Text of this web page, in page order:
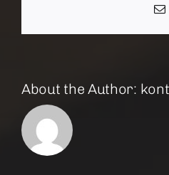
About the Author: